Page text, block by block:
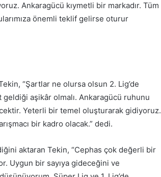
Ankaragücü kıymetli bir markadır. Tüm
önemli teklif gelirse oturur
“Şartlar ne olursa olsun 2. Lig’de
aşikâr olmalı. Ankaragücü ruhunu
Yeterli bir temel oluşturarak gidiyoruz.
bir kadro olacak.” dedi.
aktaran Tekin, “Cephas çok değerli bir
Uygun bir sayıya gideceğini ve